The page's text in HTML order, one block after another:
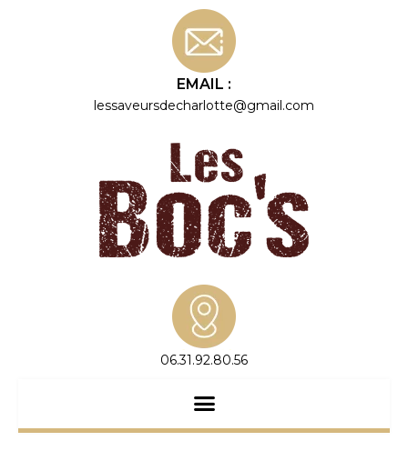
EMAIL :
lessaveursdecharlotte@gmail.com
06.31.92.80.56